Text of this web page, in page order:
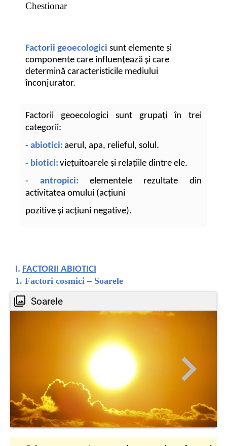
Chestionar
Factorii geoecologici sunt elemente și
componente care influențează și care
determină caracteristicile mediului
înconjurator.
Factorii geoecologici sunt grupați în trei
categorii:
- abiotici: aerul, apa, relieful, solul.
- biotici: viețuitoarele și relațiile dintre ele.
- antropici:
elementele rezultate din
activitatea omului (acțiuni
pozitive și acțiuni negative).
I. FACTORII ABIOTICI
1. Factori cosmici – Soarele
Soarele